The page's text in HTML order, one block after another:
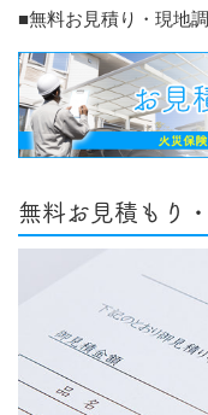
■無料お見積り・現地
無料お見積もり